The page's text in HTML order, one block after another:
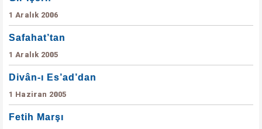
1 Aralık 2006
Safahat’tan
1 Aralık 2005
Divân-ı Es’ad’dan
1 Haziran 2005
Fetih Marşı